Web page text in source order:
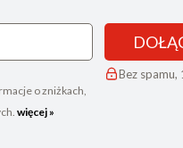
o zniżkach,
więcej »
Bez